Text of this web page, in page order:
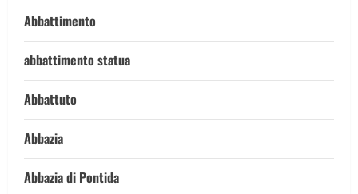
Abbattimento
abbattimento statua
Abbattuto
Abbazia
Abbazia di Pontida